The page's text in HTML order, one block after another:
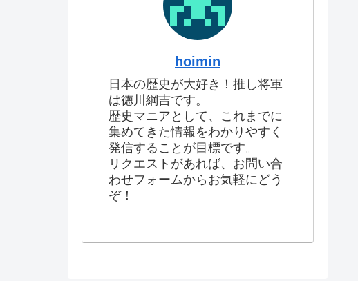
hoimin
日本の歴史が大好き！推し将軍
は徳川綱吉です。
歴史マニアとして、これまでに
集めてきた情報をわかりやすく
発信することが目標です。
リクエストがあれば、お問い合
わせフォームからお気軽にどう
ぞ！